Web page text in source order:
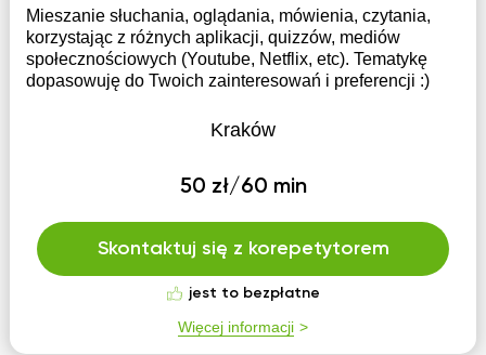
Mieszanie słuchania, oglądania, mówienia, czytania,
korzystając z różnych aplikacji, quizzów, mediów
społecznościowych (Youtube, Netflix, etc). Tematykę
dopasowuję do Twoich zainteresowań i preferencji :)
Kraków
50 zł/60 min
Skontaktuj się z korepetytorem
jest to bezpłatne
Więcej informacji